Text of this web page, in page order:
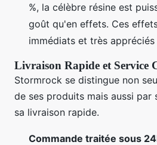
%, la célèbre résine est
goût qu'en effets. Ces
immédiats et très
Livraison Rapide et Service
Stormrock se distingue non
de ses produits mais aussi par
sa livraison rapide.
Commande traitée sous